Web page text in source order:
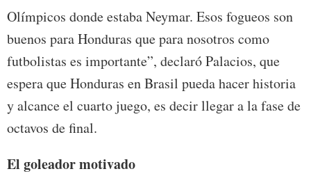
Olímpicos donde estaba Neymar. Esos fogueos son
buenos para Honduras que para nosotros como
futbolistas es importante”, declaró Palacios, que
espera que Honduras en Brasil pueda hacer historia
y alcance el cuarto juego, es decir llegar a la fase de
octavos de final.
El goleador motivado